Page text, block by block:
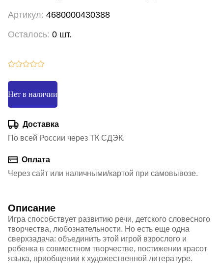
Артикул: 4680000430388
Осталось: 0 шт.
Нет в наличии
Доставка
По всей России через ТК СДЭК.
Оплата
Через сайт или наличными/картой при самовывозе.
Описание
Игра способствует развитию речи, детского словесного
творчества, любознательности. Но есть еще одна
сверхзадача: объединить этой игрой взрослого и
ребенка в совместном творчестве, постижении красот
языка, приобщении к художественной литературе.